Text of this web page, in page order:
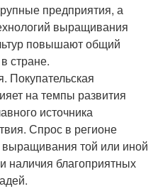
предприятия, а
выращивания
повышают общий
стране.
Покупательская
на темпы развития
источника
Спрос в регионе
выращивания той или иной
наличия благоприятных